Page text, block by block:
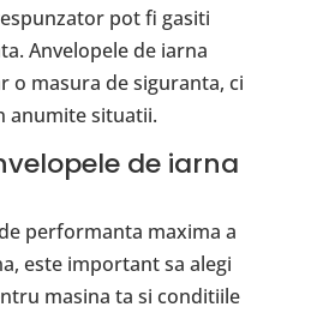
pot fi gasiti
Anvelopele de iarna
o masura de siguranta, ci
anumite situatii.
de iarna
performanta maxima a
este important sa alegi
masina ta si conditiile